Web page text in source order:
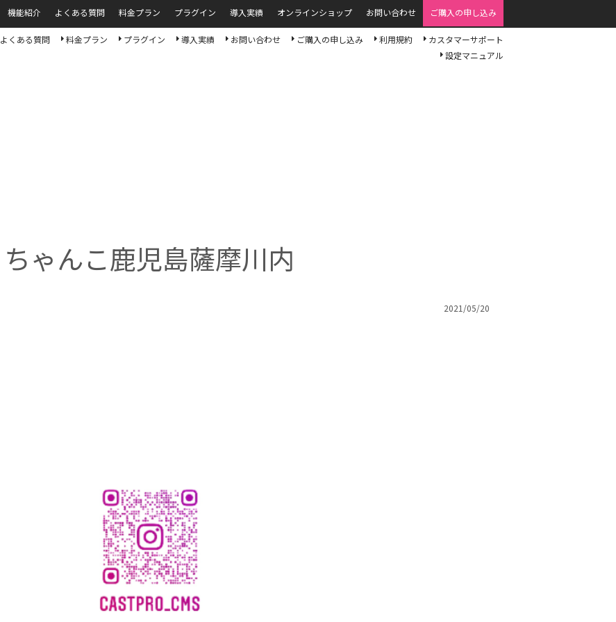
機能紹介 よくある質問 料金プラン プラグイン 導入実績 オンラインショップ お問い合わせ ご購入の申し込み
よくある質問 料金プラン プラグイン 導入実績 お問い合わせ ご購入の申し込み 利用規約
カスタマーサポート
設定マニュアル
ちゃんこ鹿児島薩摩川内
2021/05/20